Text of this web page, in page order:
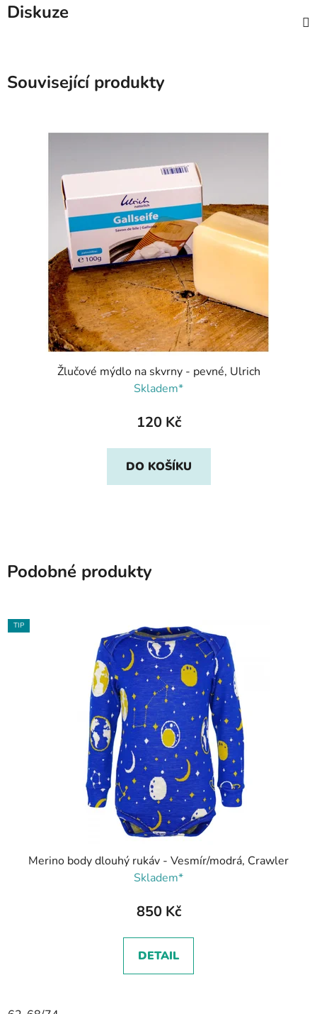
Diskuze
Související produkty
Žlučové mýdlo na skvrny - pevné, Ulrich
Skladem*
120 Kč
DO KOŠÍKU
Podobné produkty
TIP
Merino body dlouhý rukáv - Vesmír/modrá, Crawler
Skladem*
850 Kč
DETAIL